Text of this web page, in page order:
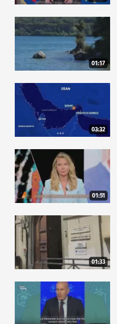
01:17
03:32
01:51
01:33